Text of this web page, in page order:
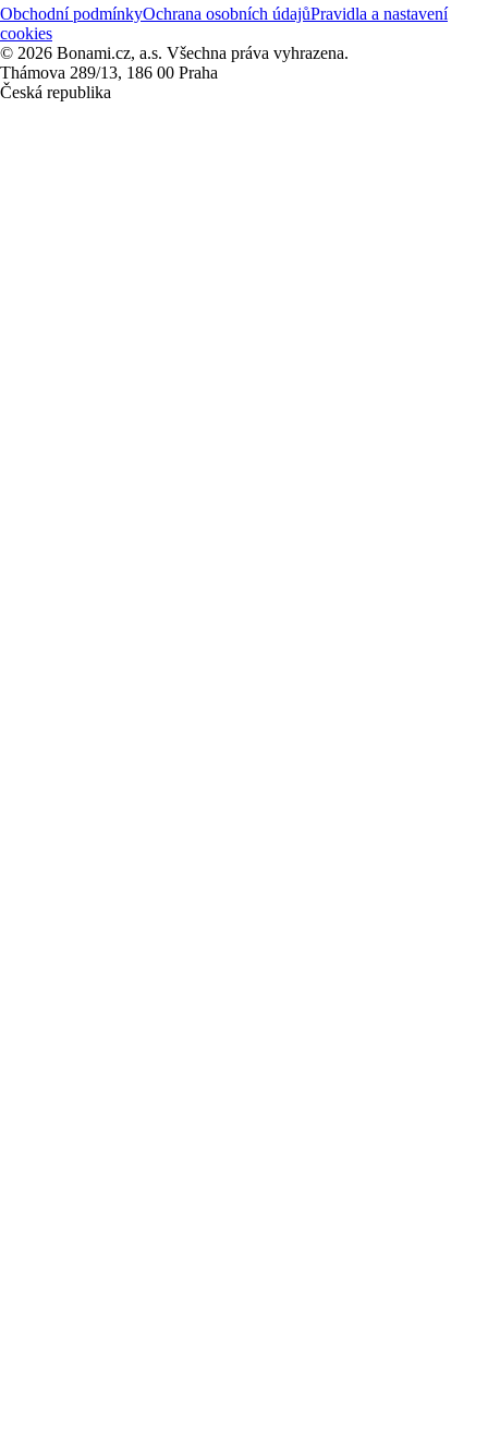
Obchodní podmínkyOchrana osobních údajůPravidla a nastavení
cookies
© 2026 Bonami.cz, a.s. Všechna práva vyhrazena.
Thámova 289/13, 186 00 Praha
Česká republika